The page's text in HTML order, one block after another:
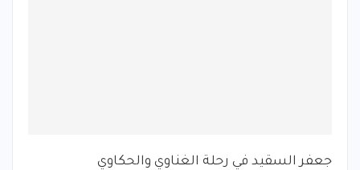
جعفر السقيد في رحلة الغناوي والحكاوي